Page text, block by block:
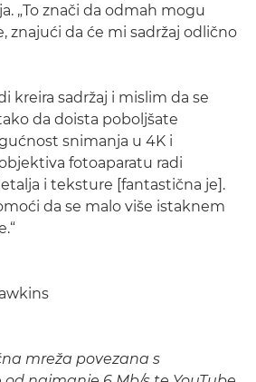
„To znači da odmah mogu
znajući da će mi sadržaj odlično
kreira sadržaj i mislim da se
da doista poboljšate
snimanja u 4K i
fotoaparatu radi
i teksture [fantastična je].
da se malo više istaknem
mreža povezana s